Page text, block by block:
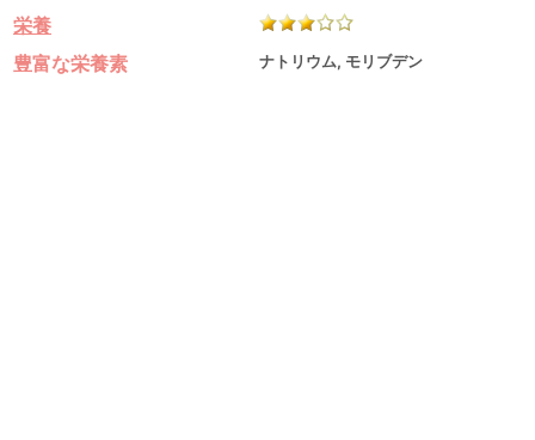
栄養
豊富な栄養素
ナトリウム, モリブデン